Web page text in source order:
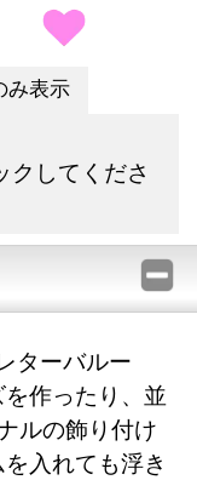
み表示
クしてくださ
ターバルー
作ったり、並
ルの飾り付け
入れても浮き